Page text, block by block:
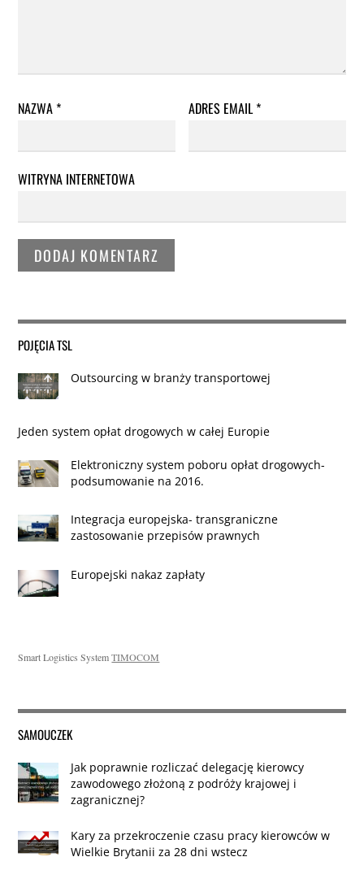
NAZWA* ADRES EMAIL*
WITRYNA INTERNETOWA
POJĘCIA TSL
Outsourcing w branży transportowej
Jeden system opłat drogowych w całej Europie
Elektroniczny system poboru opłat drogowych-
podsumowanie na 2016.
Integracja europejska- transgraniczne
zastosowanie przepisów prawnych
Europejski nakaz zapłaty
Smart Logistics SystemTIMOCOM
SAMOUCZEK
Jak poprawnie rozliczać delegację kierowcy
zawodowego złożoną z podróży krajowej i
zagranicznej?
Kary za przekroczenie czasu pracy kierowców w
Wielkie Brytanii za 28 dni wstecz